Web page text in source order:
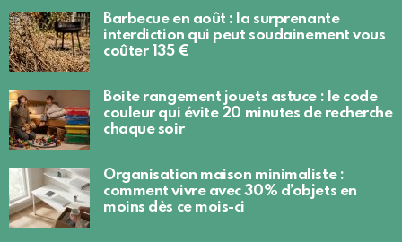
Barbecue en août : la surprenante
interdiction qui peut soudainement vous
coûter 135 €
Boite rangement jouets astuce : le code
couleur qui évite 20 minutes de recherche
chaque soir
Organisation maison minimaliste :
comment vivre avec 30% d’objets en
moins dès ce mois-ci